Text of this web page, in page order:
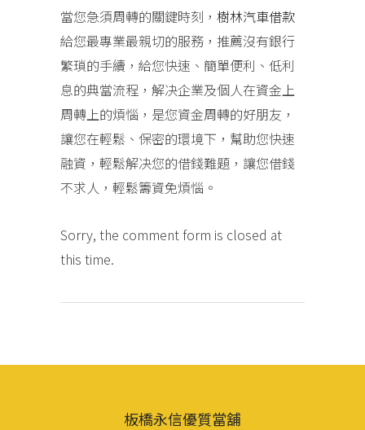
當您急須周轉的關鍵時刻， 樹林汽車借款
給您最專業最親切的服務，推薦沒有銀行
繁瑣的手續，給您快速、簡單便利、低利
息的典當流程，解决企業及個人在資金上
周轉上的煩惱，是您資金周轉的好朋友，
讓您在輕鬆、保密的環境下，幫助您快速
融資，輕鬆解决您的借錢難題，讓您借錢
不求人，輕鬆籌資免煩惱。
Sorry, the comment form is closed at
this time.
板橋永信優質當舖